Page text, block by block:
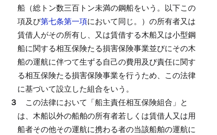
船（総トン数三百トン未満の鋼船をいう。以下この
項及び第七条第一項において同じ。）の所有者又は
賃借人がその所有し、又は賃借する木船又は小型鋼
船に関する相互保険たる損害保険事業並びにその木
船の運航に伴つて生ずる自己の費用及び責任に関す
る相互保険たる損害保険事業を行うため、この法律
に基づいて設立した組合をいう。
３ この法律において「船主責任相互保険組合」と
は、木船以外の船舶の所有者若しくは賃借人又は用
船者その他その運航に携わる者の当該船舶の運航に